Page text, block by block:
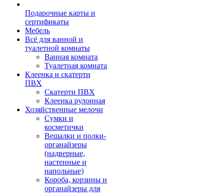
Подарочные карты и
сертификаты
Мебель
Всё для ванной и
туалетной комнаты
Ванная комната
Туалетная комната
Клеенка и скатерти
ПВХ
Скатерти ПВХ
Клеенка рулонная
Хозяйственные мелочи
Сумки и
косметички
Вешалки и полки-
органайзеры
(надверные,
настенные и
напольные)
Короба, корзины и
органайзеры для